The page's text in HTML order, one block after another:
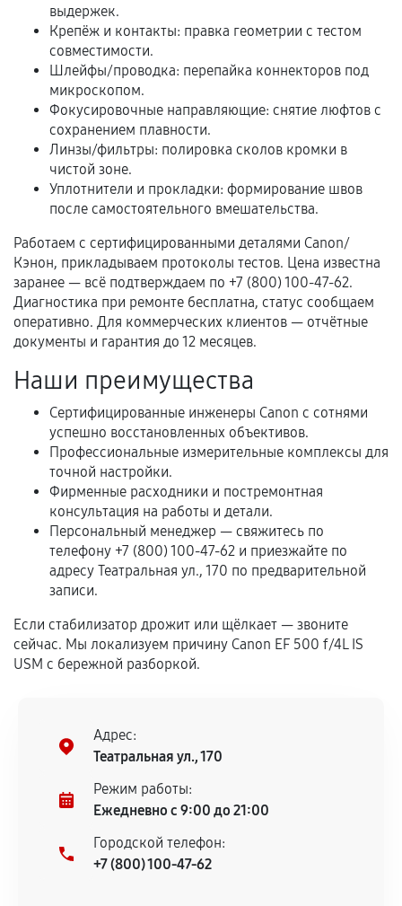
В некоторых случаях возможно оформление
расширенной гарантии. Стоимость, сроки и
условия продления согласовываются отдельно и
фиксируются в документах.
Когда гарантия не действует
Нарушение правил эксплуатации,
механические повреждения, попадание влаги,
Самостоятельный ремонт или вмешательство
третьих лиц.
Естественный износ деталей, если иное не
предусмотрено отдельно.
срока.
Программные сбои, если это не указано в
отдельных условиях.
Если комплектующие куплены
самостоятельно
Гарантия на выполненные работы может
сохраняться полностью или частично, если
Предоставленные детали подходят по
техническим параметрам и не имеют внешних
центром.
При этом гарантия на сами комплектующие
продавца. За качество сторонних деталей
сервисный центр ответственности не несет.
выдержек.
Крепёж и контакты: правка геометрии с тестом
совместимости.
Шлейфы/проводка: перепайка коннекторов под
микроскопом.
Фокусировочные направляющие: снятие люфтов с
сохранением плавности.
Линзы/фильтры: полировка сколов кромки в
чистой зоне.
Уплотнители и прокладки: формирование швов
после самостоятельного вмешательства.
Работаем с сертифицированными деталями Canon/
Кэнон, прикладываем протоколы тестов. Цена известна
заранее — всё подтверждаем по +7 (800) 100-47-62.
Диагностика при ремонте бесплатна, статус сообщаем
оперативно. Для коммерческих клиентов — отчётные
документы и гарантия до 12 месяцев.
Наши преимущества
Сертифицированные инженеры Canon с сотнями
успешно восстановленных объективов.
Профессиональные измерительные комплексы для
точной настройки.
Фирменные расходники и постремонтная
консультация на работы и детали.
Персональный менеджер — свяжитесь по
телефону +7 (800) 100-47-62 и приезжайте по
адресу Театральная ул., 170 по предварительной
записи.
Если стабилизатор дрожит или щёлкает — звоните
сейчас. Мы локализуем причину Canon EF 500 f/4L IS
USM с бережной разборкой.
Адрес:
Театральная ул., 170
Режим работы:
Ежедневно с 9:00 до 21:00
Городской телефон:
+7 (800) 100-47-62